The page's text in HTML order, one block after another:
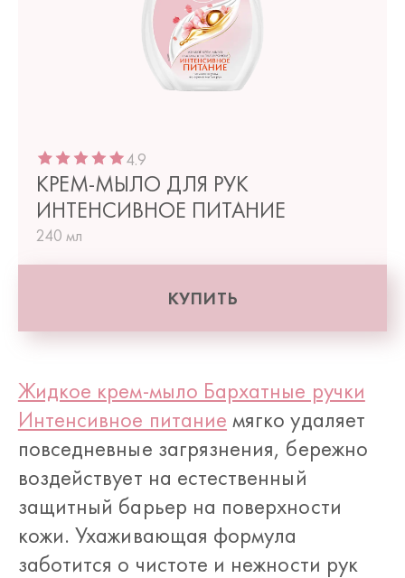
4.9
КРЕМ-МЫЛО ДЛЯ РУК
ИНТЕНСИВНОЕ ПИТАНИЕ
240 мл
КУПИТЬ
Жидкое крем-мыло Бархатные ручки
Интенсивное питание мягко удаляет
повседневные загрязнения, бережно
воздействует на естественный
защитный барьер на поверхности
кожи. Ухаживающая формула
заботится о чистоте и нежности рук